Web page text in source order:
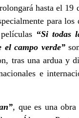
hasta el
para
“Si todas
el campo verde”
tras una ardua y
e
, que es una